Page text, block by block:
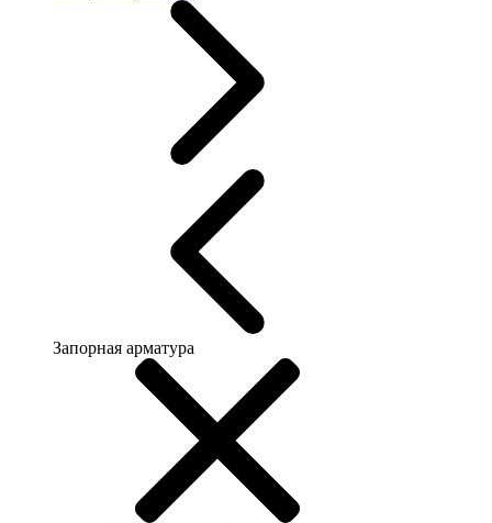
Запорная арматура